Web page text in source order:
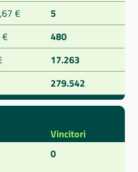
€
5
€
480
17.263
279.542
Vincitori
0